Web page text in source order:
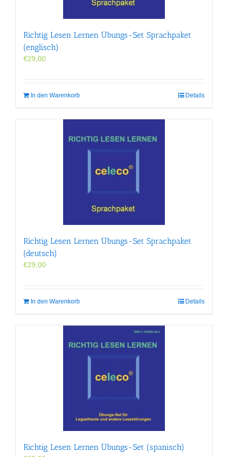
Richtig Lesen Lernen Übungs-Set Sprachpaket
(englisch)
€29,00
In den Warenkorb Details
Richtig Lesen Lernen Übungs-Set Sprachpaket
(deutsch)
€29,00
In den Warenkorb Details
Richtig Lesen Lernen Übungs-Set (spanisch)